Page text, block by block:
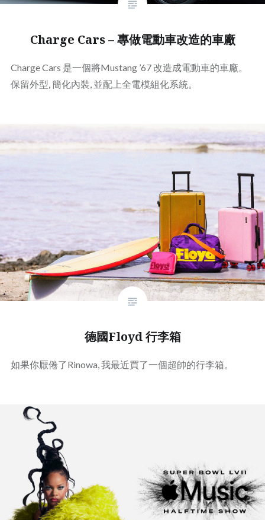
Charge Cars – 專做電動車改造的車廠
Charge Cars 是一個將Mustang ’67 改造成電動車的車廠。
保留外型, 簡化內裝, 並配上全電模組化系統。
德國Floyd 行李箱
如果你厭倦了Rinowa, 我最近買了一個超帥的行李箱。